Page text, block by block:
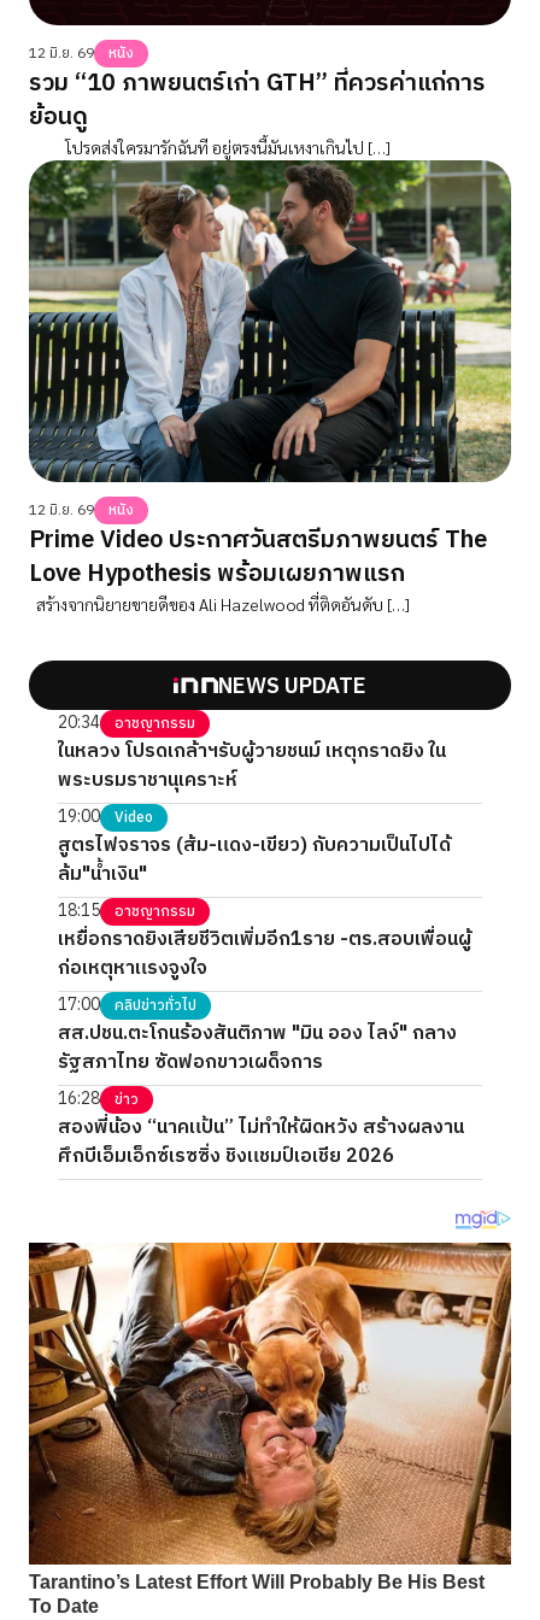
12 มิ.ย. 69 หนัง
รวม “10 ภาพยนตร์เก่า GTH” ที่ควรค่าแก่การ
ย้อนดู
โปรดส่งใครมารักฉันที อยู่ตรงนี้มันเหงาเกินไป […]
12 มิ.ย. 69 หนัง
Prime Video ประกาศวันสตรีมภาพยนตร์ The
Love Hypothesis พร้อมเผยภาพแรก
สร้างจากนิยายขายดีของ Ali Hazelwood ที่ติดอันดับ […]
NEWS UPDATE
20:34 อาชญากรรม
ในหลวง โปรดเกล้าฯรับผู้วายชนม์ เหตุกราดยิง ใน
พระบรมราชานุเคราะห์
19:00 Video
สูตรไฟจราจร (ส้ม-แดง-เขียว) กับความเป็นไปได้
ล้ม"น้ำเงิน"
18:15 อาชญากรรม
เหยื่อกราดยิงเสียชีวิตเพิ่มอีก1ราย -ตร.สอบเพื่อนผู้
ก่อเหตุหาแรงจูงใจ
17:00 คลิปข่าวทั่วไป
สส.ปชน.ตะโกนร้องสันติภาพ "มิน ออง ไลง์" กลาง
รัฐสภาไทย ซัดฟอกขาวเผด็จการ
16:28 ข่าว
สองพี่น้อง “นาคแป้น” ไม่ทำให้ผิดหวัง สร้างผลงาน
ศึกบีเอ็มเอ็กซ์เรซซิ่ง ชิงแชมป์เอเชีย 2026